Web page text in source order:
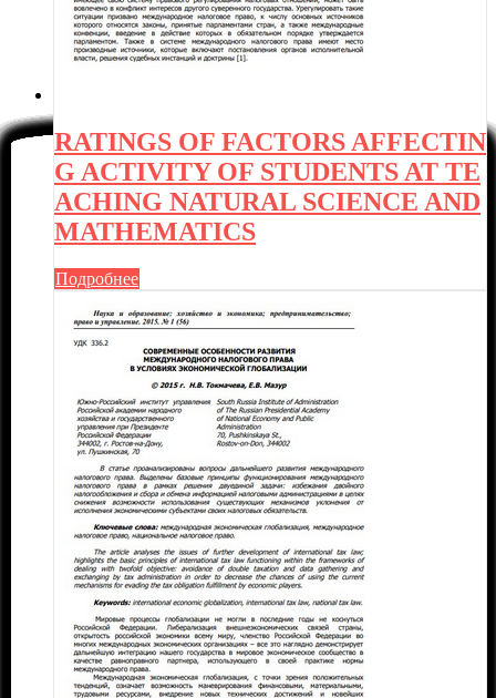
RATINGS OF FACTORS AFFECTIN
G ACTIVITY OF STUDENTS AT TE
ACHING NATURAL SCIENCE AND
MATHEMATICS
Подробнее